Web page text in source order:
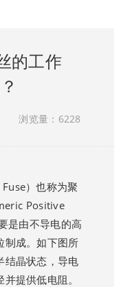
的工作
浏览量：6228
）也称为聚
Positive
是由不导电的高
制成。如下图所
结晶状态，导电
提供低电阻。